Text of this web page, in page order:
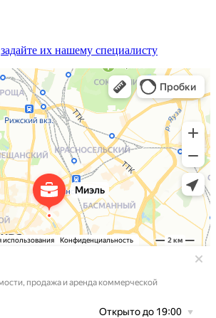
задайте их нашему специалисту